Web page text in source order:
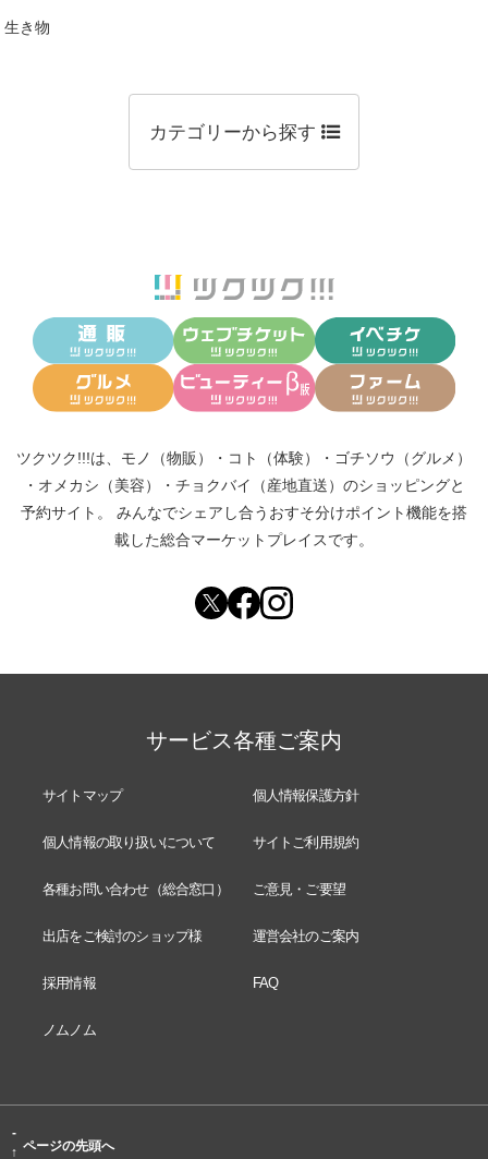
生き物
カテゴリーから探す
ツクツク!!!は、 モノ（物販） ・ コト（体験） ・ ゴチソウ（グルメ）
・ オメカシ（美容） ・ チョクバイ（産地直送） のショッピングと
予約サイト。
みんなでシェアし合う おすそ分けポイント機能を搭
載した総合マーケットプレイスです。
サービス各種ご案内
サイトマップ 個人情報保護方針
個人情報の取り扱いについて サイトご利用規約
各種お問い合わせ（総合窓口） ご意見・ご要望
出店をご検討のショップ様 運営会社のご案内
採用情報 FAQ
ノムノム
-
↑ ページの先頭へ